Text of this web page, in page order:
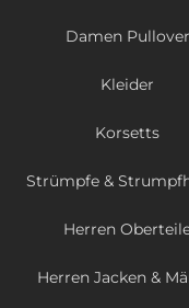
Damen Pullover
Kleider
Korsetts
Strümpfe &
Herren
Herren Jacken &